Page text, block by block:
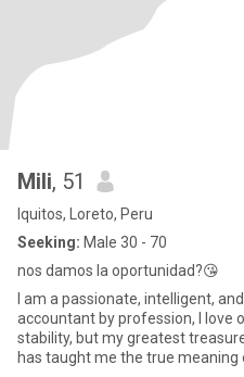
Mili, 51
Iquitos, Loreto, Peru
Seeking: Male 30 - 70
nos damos la oportunidad?😘
I am a passionate, intelligent,
accountant by profession, I love
stability, but my greatest
has taught me the true